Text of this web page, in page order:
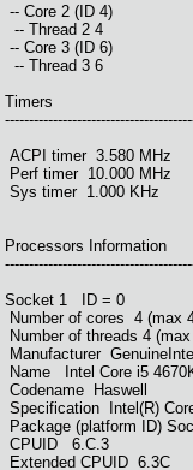
-- Core 2 (ID 4)
-- Thread 2 4
-- Core 3 (ID 6)
-- Thread 3 6
Timers
ACPI timer 3.580 MHz
Perf timer 10.000 MHz
Sys timer 1.000 KHz
Processors Information
Socket 1 ID = 0
Number of cores 4 (max
Number of threads 4
Manufacturer GenuineIntel
Name Intel Core i5
Codename Haswell
Specification Intel(R)
Package (platform ID)
CPUID 6.C.3
Extended CPUID 6.3C